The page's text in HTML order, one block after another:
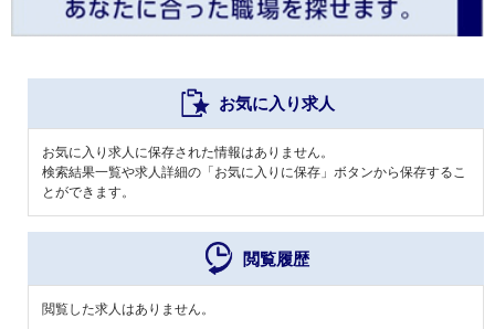
お気に入り求人
お気に入り求人に保存された情報はありません。
検索結果一覧や求人詳細の「お気に入りに保存」ボタンから保存するこ
とができます。
閲覧履歴
閲覧した求人はありません。